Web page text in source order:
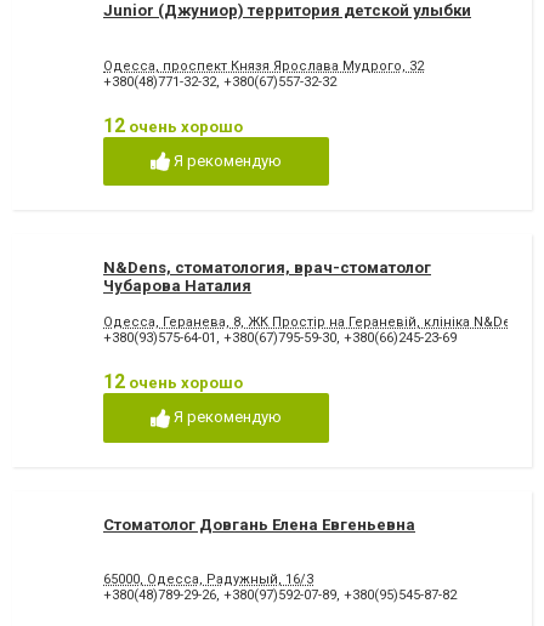
Junior (Джуниор) территория детской улыбки
Одесса, проспект Князя Ярослава Мудрого, 32
+380(48)771-32-32, +380(67)557-32-32
12 очень хорошо
Я рекомендую
N&Dens, стоматология, врач-стоматолог
Чубарова Наталия
Одесса, Геранева, 8, ЖК Простір на Гераневій, клініка N&Dens
+380(93)575-64-01 , +380(67)795-59-30, +380(66)245-23-69
12 очень хорошо
Я рекомендую
Стоматолог Довгань Елена Евгеньевна
65000, Одесса, Радужный, 16/3
+380(48)789-29-26, +380(97)592-07-89, +380(95)545-87-82